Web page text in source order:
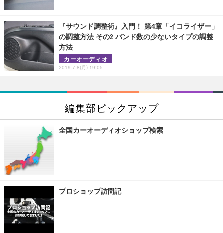
『サウンド調整術』入門！ 第4章「イコライザー」
の調整方法 その2 バンド数の少ないタイプの調整
方法
カーオーディオ
2019.7.8(月) 19:05
編集部ピックアップ
全国カーオーディオショップ検索
プロショップ訪問記